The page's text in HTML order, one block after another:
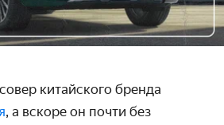
китайского бренда
, а вскоре он почти без